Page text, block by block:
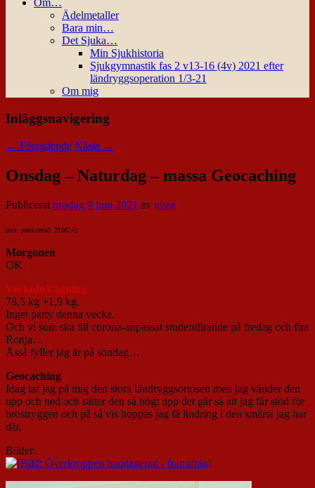
Om…
Ädelmetaller
Bara min…
Det Sjuka…
Min Sjukhistoria
Sjukgymnastik fas 2 v13-16 (4v) 2021 efter
ländryggsoperation 1/3-21
Om mig
Inläggsnavigering
← Föregående Nästa →
Onsdag – Naturdag – massa Geocaching
Publiceratonsdag 9 juni 2021 av nisse
[not: publicerad: 210614]
Morgonen
OK.
VeckoInVägning
78,5 kg +1,9 kg.
Inget party denna vecka.
Och vi som ska till corona-anpassat studentfirande på fredag och fira
Ronja…
Åsså fyller jag är på söndag…
Geocaching
Idag tar jag på mig den stora ländryggsortosen men jag vänder den
upp och ned och sätter den så högt upp det går så att jag får stöd för
bröstryggen och på så vis hoppas jag få lindring i den smärta jag har
där.
Bilder: